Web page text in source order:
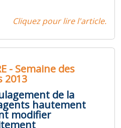
Cliquez pour lire l'article.
- Semaine des
2013
de la
hautement
modifier